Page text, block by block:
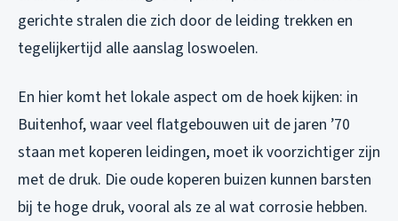
gerichte stralen die zich door de leiding trekken en
tegelijkertijd alle aanslag loswoelen.
En hier komt het lokale aspect om de hoek kijken: in
Buitenhof, waar veel flatgebouwen uit de jaren ’70
staan met koperen leidingen, moet ik voorzichtiger zijn
met de druk. Die oude koperen buizen kunnen barsten
bij te hoge druk, vooral als ze al wat corrosie hebben.